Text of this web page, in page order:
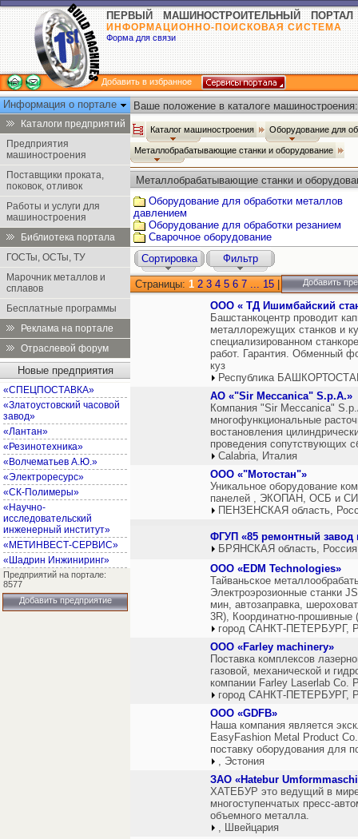
ПЕРВЫЙ МАШИНОСТРОИТЕЛЬНЫЙ ПОРТАЛ
ИНФОРМАЦИОННО-ПОИСКОВАЯ СИСТЕМА
Форма для связи
Добавить в избранное
Информация о портале
Каталоги предприятий
Предприятия
машиностроения
Поставщики проката,
поковок, отливок
Работы и услуги для
машиностроения
Библиотека портала
ГОСТы, ОСТы, ТУ
Марочник металлов и
сплавов
Бесплатные программы
Реклама на портале
Отраслевой форум
Новые предприятия
«СПЕЦПОСТАВКА»
«Златоустовский часовой
завод»
«Лантан»
«Резинотехника»
«Волчематьев А.Ю.»
«Электроресурс»
«СК-Полимеры»
«Научно-
исследовательский
инженерный институт»
«МЕТИНВЕСТ-СЕРВИС»
«Шадрин Инжиниринг»
Предприятий на портале:
8577
Добавить предприятие
Ваше положение в каталоге машиностроения:
Каталог машиностроения Оборудование для
Металлобрабатывающие станки и оборудование
Металлобрабатывающие станки и
Оборудование для обработки металлов
давлением
Оборудование для обработки резанием
Сварочное оборудование
Сортировка
Фильтр
Страницы: 1 2 3 4 5 6 7 ... 15 Добавить
ООО « ТД Ишимбайский
Башстанкоцентр проводит
металлорежущих станков и
специализированном
работ. Гарантия. Обменный
куз
Республика
АО «"Sir Meccanica" S.p.A.»
Компания "Sir Meccanica"
многофункциональные
востановления
проведения сопутствующих
Calabria, Италия
ООО «"Мотостан"»
Уникальное оборудование
панелей , ЭКОПАН, ОСБ и
ПЕНЗЕНСКАЯ область,
ФГУП «85 ремонтный завод
БРЯНСКАЯ область, Россия
ООО «EDM Technologies»
Тайваньское
Электроэрозионные станки
мин, автозаправка,
3R), Координатно-
город САНКТ-ПЕТЕРБУРГ,
ООО «Farley machinery»
Поставка комплексов
газовой, механической и
компании Farley Laserlab Co.
город САНКТ-ПЕТЕРБУРГ,
ООО «GDFB»
Наша компания является
EasyFashion Metal Product
поставку оборудования для
, Эстония
ЗАО «Hatebur
ХАТЕБУР это ведущий в мире
многоступенчатых пресс-
объемного металла.
, Швейцария